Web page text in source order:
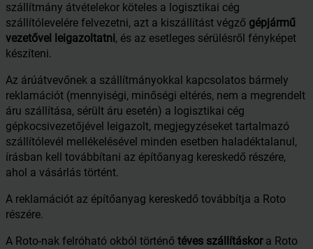
szállítmány átvételekor köteles a logisztikai cég
szállítólevelére felvezetni, azt a kiszállítást végző gépjármű
vezetővel leigazoltatni, és az esetleges sérülésről fényképet
készíteni.
Az árúátvevőnek a szállítmányokkal kapcsolatos bármely
reklamációt (mennyiségi, minőségi eltérés, nem a megrendelt
áru szállítása, sérült áru esetén) a logisztikai cég
gépkocsivezetőjével leigazolt, megjegyzéseket tartalmazó
szállítólevél mellékelésével minden esetben haladéktalanul,
írásban kell továbbítani az építőanyag kereskedő részére,
ahol a vásárlás történt.
A reklamációt az építőanyag kereskedő továbbítja a Roto
részére.
A Roto-nak felróható okból történő téves szállításkor a Roto